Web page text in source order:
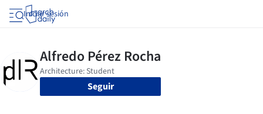
Iniciar sesión
Seguir